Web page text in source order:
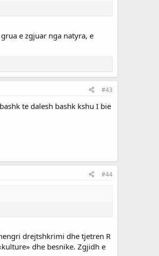
e zgjuar nga natyra, e
#43
te dalesh bashk kshu I bie
#44
drejtshkrimi dhe tjetren R
dhe besnike. Zgjidh e